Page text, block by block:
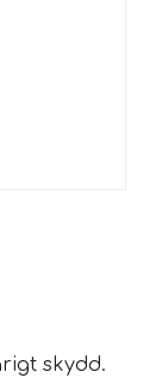
skydd.